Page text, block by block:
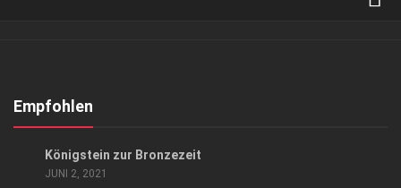
Kontakt, Impressum
Empfohlen
Königstein zur Bronzezeit
JUNI 2, 2021